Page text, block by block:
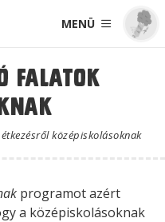
MENÜ
Falatok
középiskolásoknak
programot azért
a középiskolásoknak